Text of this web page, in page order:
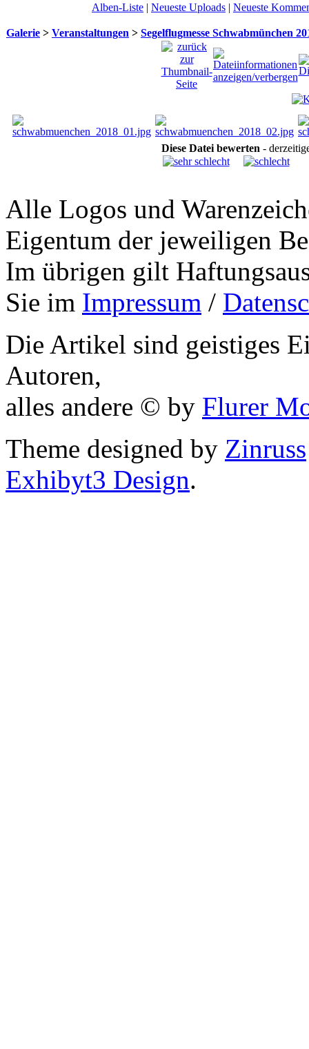
Alben-Liste | Neueste Uploads | Neueste
Galerie > Veranstaltungen > Segelflugmesse Schwabmünchen
Diese Datei bewerten -
Alle Logos und
Eigentum der jeweiligen
Im übrigen gilt
Sie im Impressum /
Die Artikel sind geistiges
Autoren,
alles andere © by Flurer
Theme designed by Zinruss
Exhibyt3 Design.